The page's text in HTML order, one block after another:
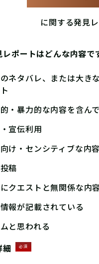
に関する発見
ポートはどんな内容で
ネタバレ、または大きな
・暴力的な内容を含ん
宣伝利用
け・センシティブな内容
稿
クエストと無関係な内容
報が記載されている
と思われる
細
必須